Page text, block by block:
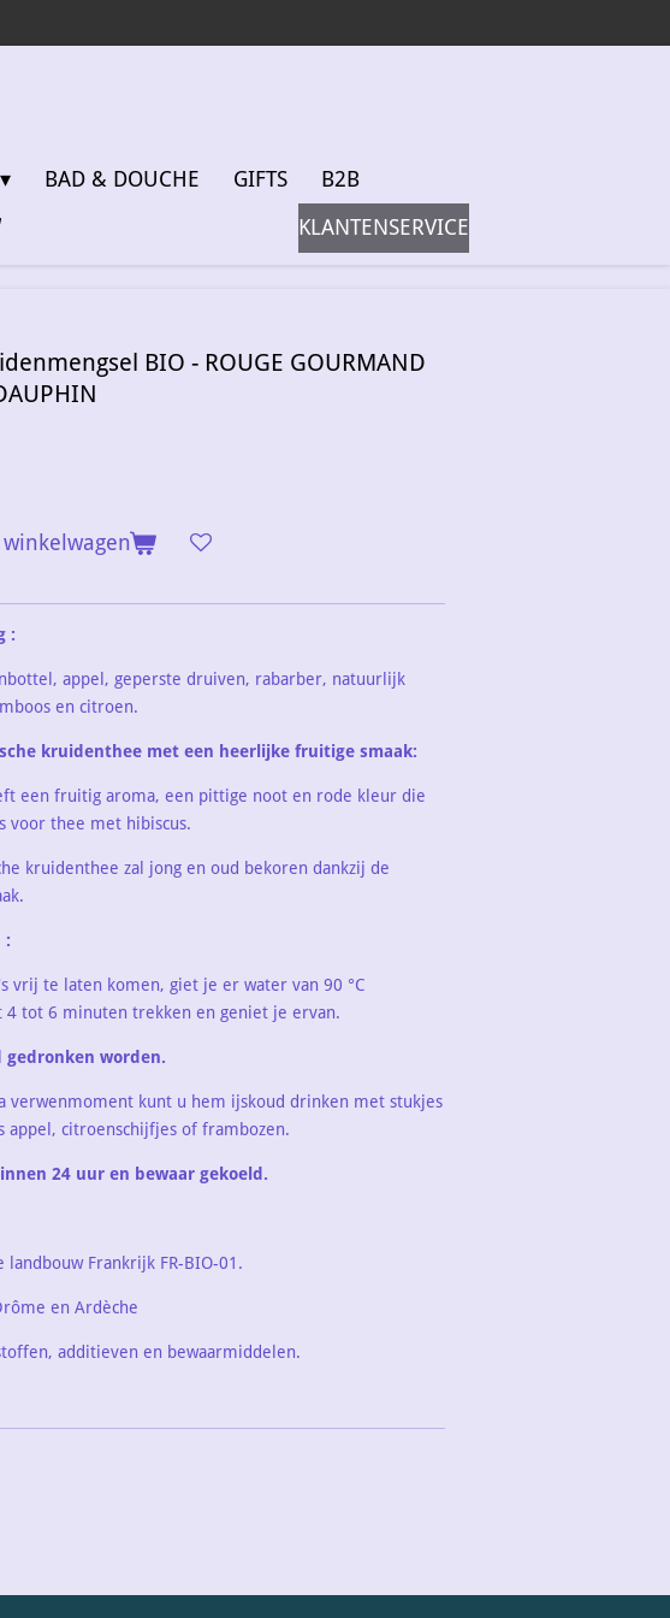
BAD & DOUCHE GIFTS
B2B
KLANTENSERVICE
BIO - ROUGE GOURMAND
:
appel, geperste druiven, rabarber, natuurlijk
en citroen.
kruidenthee met een heerlijke fruitige smaak:
een fruitig aroma, een pittige noot en rode kleur die
voor thee met hibiscus.
kruidenthee zal jong en oud bekoren dankzij de
:
vrij te laten komen, giet je er water van 90 °C
4 tot 6 minuten trekken en geniet je ervan.
gedronken worden.
verwenmoment kunt u hem ijskoud drinken met stukjes
appel, citroenschijfjes of frambozen.
24 uur en bewaar gekoeld.
landbouw Frankrijk FR-BIO-01.
en Ardèche
additieven en bewaarmiddelen.